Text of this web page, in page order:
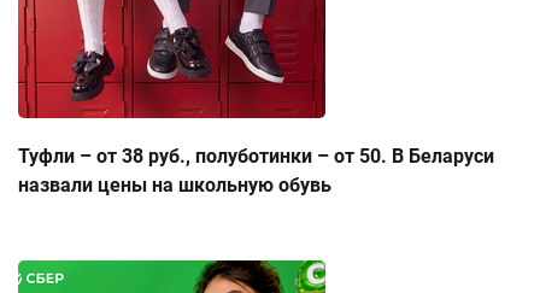
Туфли – от 38 руб., полуботинки – от 50. В Беларуси
назвали цены на школьную обувь